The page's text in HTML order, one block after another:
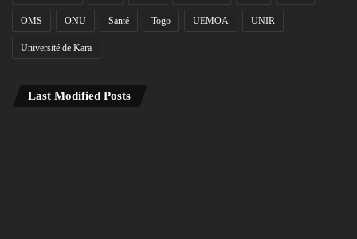
OMS ONU Santé Togo UEMOA UNIR
Université de Kara
Last Modified Posts